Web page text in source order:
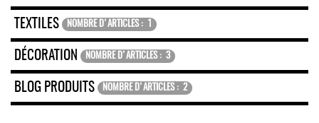
TEXTILES NOMBRE D'ARTICLES : 1
DÉCORATION NOMBRE D'ARTICLES : 3
BLOG PRODUITS NOMBRE D'ARTICLES : 2